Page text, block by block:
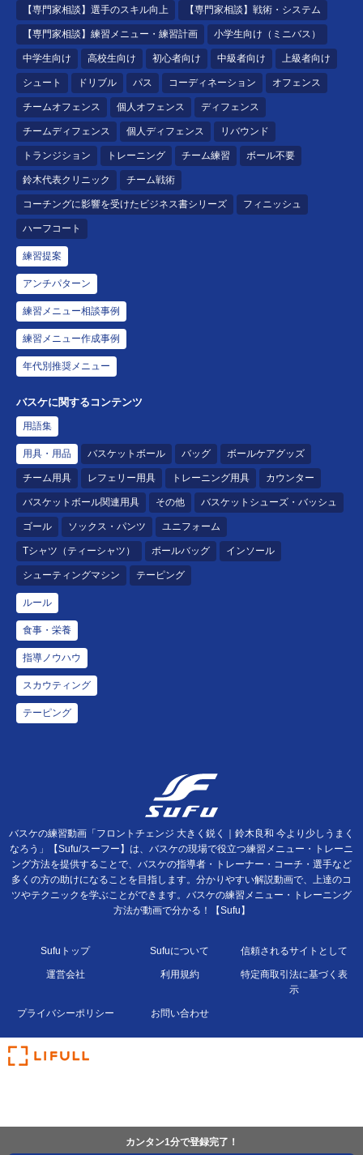
【専門家相談】選手のスキル向上 【専門家相談】戦術・システム
【専門家相談】練習メニュー・練習計画 小学生向け（ミニバス）
中学生向け 高校生向け 初心者向け 中級者向け 上級者向け
シュート ドリブル パス コーディネーション オフェンス
チームオフェンス 個人オフェンス ディフェンス
チームディフェンス 個人ディフェンス リバウンド
トランジション トレーニング チーム練習 ボール不要
鈴木代表クリニック チーム戦術
コーチングに影響を受けたビジネス書シリーズ フィニッシュ
ハーフコート
練習提案
アンチパターン
練習メニュー相談事例
練習メニュー作成事例
年代別推奨メニュー
バスケに関するコンテンツ
用語集
用具・用品 バスケットボール バッグ ボールケアグッズ
チーム用具 レフェリー用具 トレーニング用具 カウンター
バスケットボール関連用具 その他 バスケットシューズ・バッシュ
ゴール ソックス・パンツ ユニフォーム
Tシャツ（ティーシャツ） ボールバッグ インソール
シューティングマシン テーピング
ルール
食事・栄養
指導ノウハウ
スカウティング
テーピング
カンタン1分で登録完了！
バスケの練習動画「フロントチェンジ 大きく鋭く｜鈴木良和 今より少しうまく
なろう」【Sufu/スーフー】は、バスケの現場で役立つ練習メニュー・トレーニ
ング方法を提供することで、バスケの指導者・トレーナー・コーチ・選手など
多くの方の助けになることを目指します。分かりやすい解説動画で、上達のコ
ツやテクニックを学ぶことができます。バスケの練習メニュー・トレーニング
方法が動画で分かる！【Sufu】
Sufuトップ Sufuについて 信頼されるサイトとして
運営会社 利用規約
特定商取引法に基づく表
示
プライバシーポリシー お問い合わせ